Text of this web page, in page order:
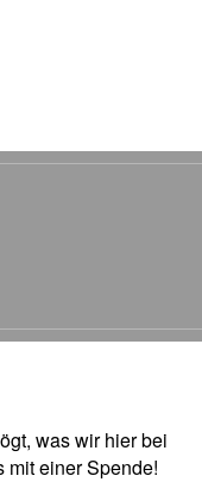
was wir hier bei
mit einer Spende!